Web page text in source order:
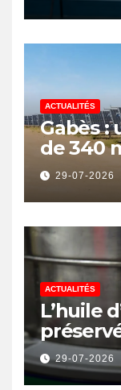
ACTUALITÉS
Gabès :
de 340
pour
emplois
29-07-2026
ACTUALITÉS
L’huile
Donald
29-07-2026